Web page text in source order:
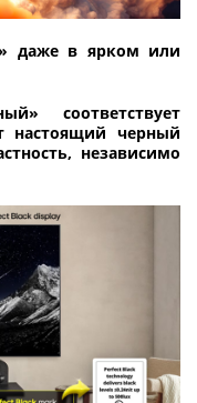
даже в ярком или
соответствует
настоящий черный
независимо